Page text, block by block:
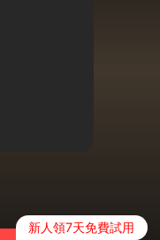
新人領7天免費試用